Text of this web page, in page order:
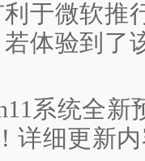
于微软推
体验到了